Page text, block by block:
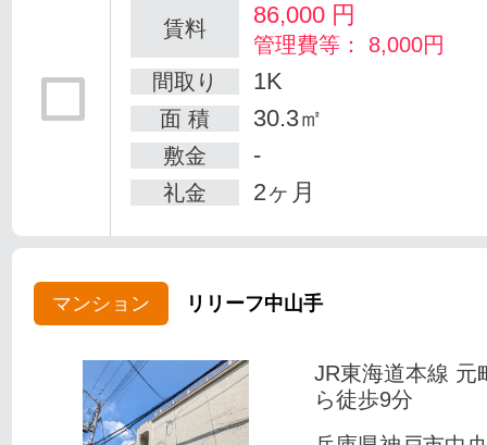
賃料 86,000 円
管理費等： 8,000円
間取り
1K
面 積 30.3㎡
敷金 -
礼金 2ヶ月
マンション リリーフ中山手
JR東海道本線 元
ら徒歩9分